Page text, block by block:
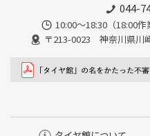
044-
10:00～18:30（18:00作
〒213-0023 神奈川県川